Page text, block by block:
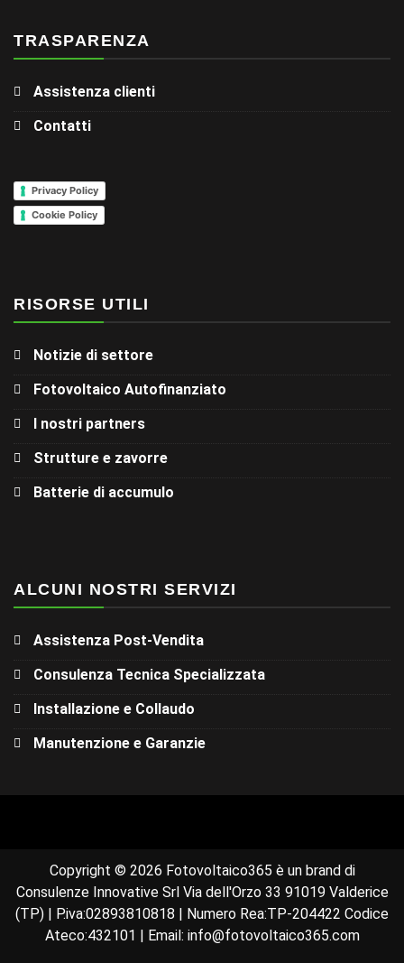
TRASPARENZA
Assistenza clienti
Contatti
Privacy Policy
Cookie Policy
RISORSE UTILI
Notizie di settore
Fotovoltaico Autofinanziato
I nostri partners
Strutture e zavorre
Batterie di accumulo
ALCUNI NOSTRI SERVIZI
Assistenza Post-Vendita
Consulenza Tecnica Specializzata
Installazione e Collaudo
Manutenzione e Garanzie
Copyright © 2026 Fotovoltaico365 è un brand di
Consulenze Innovative Srl Via dell'Orzo 33 91019 Valderice
(TP) | P.iva:02893810818 | Numero Rea:TP-204422 Codice
Ateco:432101 | Email: info@fotovoltaico365.com